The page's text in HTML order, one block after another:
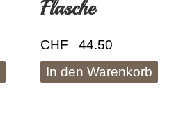
Flasche
CHF
44.50
In den Warenkorb